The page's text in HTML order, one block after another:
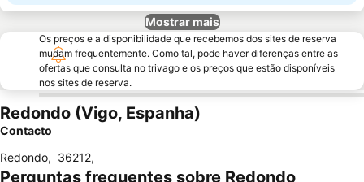
Mostrar mais
Os preços e a disponibilidade que recebemos dos sites de reserva
mudam frequentemente. Como tal, pode haver diferenças entre as
ofertas que consulta no trivago e os preços que estão disponíveis
nos sites de reserva.
Redondo (Vigo, Espanha)
Contacto
Redondo, 36212,
Perguntas frequentes sobre Redondo